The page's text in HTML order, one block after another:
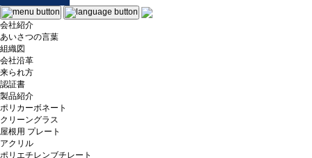
会社紹介
あいさつの言葉
組織図
会社沿革
来られ方
認証書
製品紹介
ポリカーボネート
クリーングラス
屋根用 プレート
アクリル
ポリエチレンブチレート